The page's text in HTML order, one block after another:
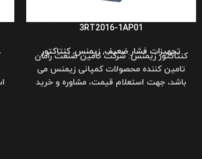
3RT2016-1AP01
تجهیزات فشار ضعیف,زیمنس,کنتاکتور
کنتاکتور زیمنس: شرکت تامین صنعت رامان
تامین کننده محصولات کمپانی زیمنس می
باشد، جهت استعلام قیمت، مشاوره و خرید
کنتاکتور زیمنس